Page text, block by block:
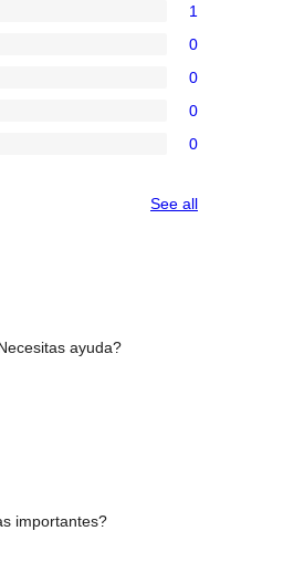
1
0
0
0
0
See allreviews
ayuda?
importantes?